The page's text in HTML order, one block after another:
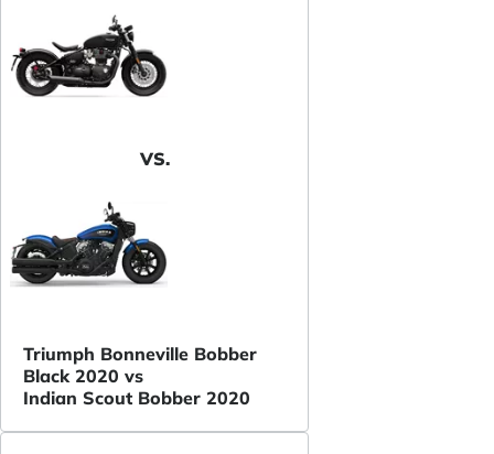
VS.
Triumph Bonneville Bobber
Black 2020 vs
Indian Scout Bobber 2020